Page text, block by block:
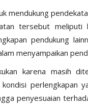
mendukung
tersebut
pendukung
menyampaikan
karena masih
perlengkapan
penyesuaian